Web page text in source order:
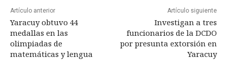
Artículo anterior
Yaracuy obtuvo 44
medallas en las
olimpiadas de
matemáticas y lengua
Artículo siguiente
Investigan a tres
funcionarios de la DCDO
por presunta extorsión en
Yaracuy